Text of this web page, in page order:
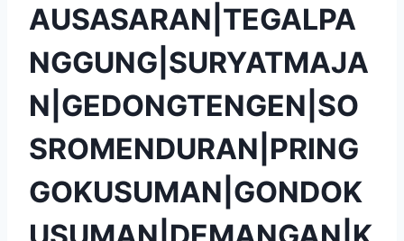
AUSASARAN|TEGALPA
NGGUNG|SURYATMAJA
N|GEDONGTENGEN|SO
SROMENDURAN|PRING
GOKUSUMAN|GONDOK